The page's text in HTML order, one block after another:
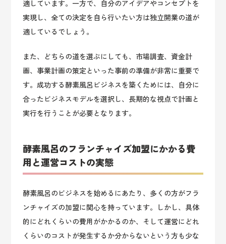
適しています。一方で、自分のアイデアやコンセプトを
実現し、全ての決定を自ら行いたい方は独立開業の道が
適しているでしょう。
また、どちらの道を選ぶにしても、市場調査、資金計
画、事業計画の策定といった事前の準備が非常に重要で
す。成功する酵素風呂ビジネスを築くためには、自分に
合ったビジネスモデルを選択し、長期的な視点で計画と
実行を行うことが必要となります。
酵素風呂のフランチャイズ加盟にかかる費
用と運営コストの実態
酵素風呂のビジネスを始めるにあたり、多くの方がフラ
ンチャイズの加盟に関心を持っています。しかし、具体
的にどれくらいの費用がかかるのか、そして運営にどれ
くらいのコストが発生するか分からないという方も少な